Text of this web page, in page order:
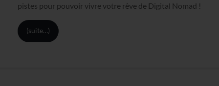
pistes pour pouvoir vivre votre rêve de Digital Nomad !
(suite…)